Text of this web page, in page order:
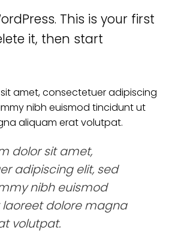
This is your first
it, then start
amet, consectetuer adipiscing
nibh euismod tincidunt ut
aliquam erat volutpat.
dolor sit amet,
adipiscing elit, sed
nibh euismod
dolore magna
volutpat.